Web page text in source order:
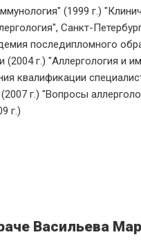
(1999 г.)
Санкт-
последипломного
г.) "Аллергология и
квалификации
г.) "Вопросы
г.)
Васильева